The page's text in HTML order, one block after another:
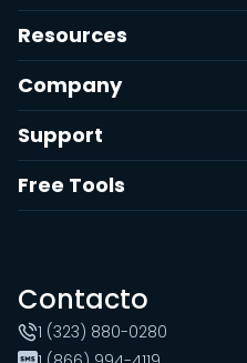
Resources
Company
Support
Free Tools
Contacto
1 (323) 880-0280